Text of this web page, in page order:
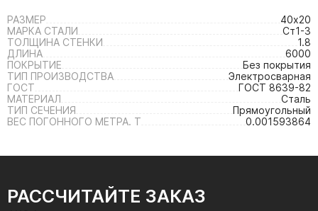
РАЗМЕР
40х20
МАРКА СТАЛИ
Ст1-3
ТОЛЩИНА СТЕНКИ
1.8
ДЛИНА
6000
ПОКРЫТИЕ
Без покрытия
ТИП ПРОИЗВОДСТВА
Электросварная
ГОСТ
ГОСТ 8639-82
МАТЕРИАЛ
Сталь
ТИП СЕЧЕНИЯ
Прямоугольный
ВЕС ПОГОННОГО МЕТРА. Т
0.001593864
РАССЧИТАЙТЕ ЗАКАЗ